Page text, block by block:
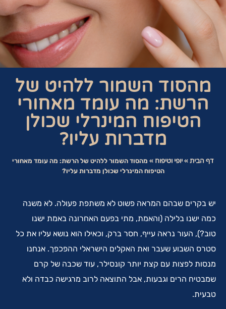
מהסוד השמור ללהיט של
הרשת: מה עומד מאחורי
הטיפוח המינרלי שכולן
מדברות עליו?
דף הבית » יופי וטיפוח » מהסוד השמור ללהיט של הרשת: מה עומד מאחורי
הטיפוח המינרלי שכולן מדברות עליו?
יש בקרים שבהם המראה פשוט לא משתפת פעולה. לא משנה
כמה ישנו בלילה (והאמת, מתי בפעם האחרונה באמת ישנו
טוב?), העור נראה עייף, חסר ברק, וכאילו הוא נושא עליו את כל
סטרס השבוע שעבר ואת האקלים הישראלי ההפכפך. אנחנו
מנסות לפצות עם קצת יותר קונסילר, עוד שכבה של קרם
שמבטיח הרים וגבעות, אבל התוצאה לרוב מרגישה כבדה ולא
טבעית.